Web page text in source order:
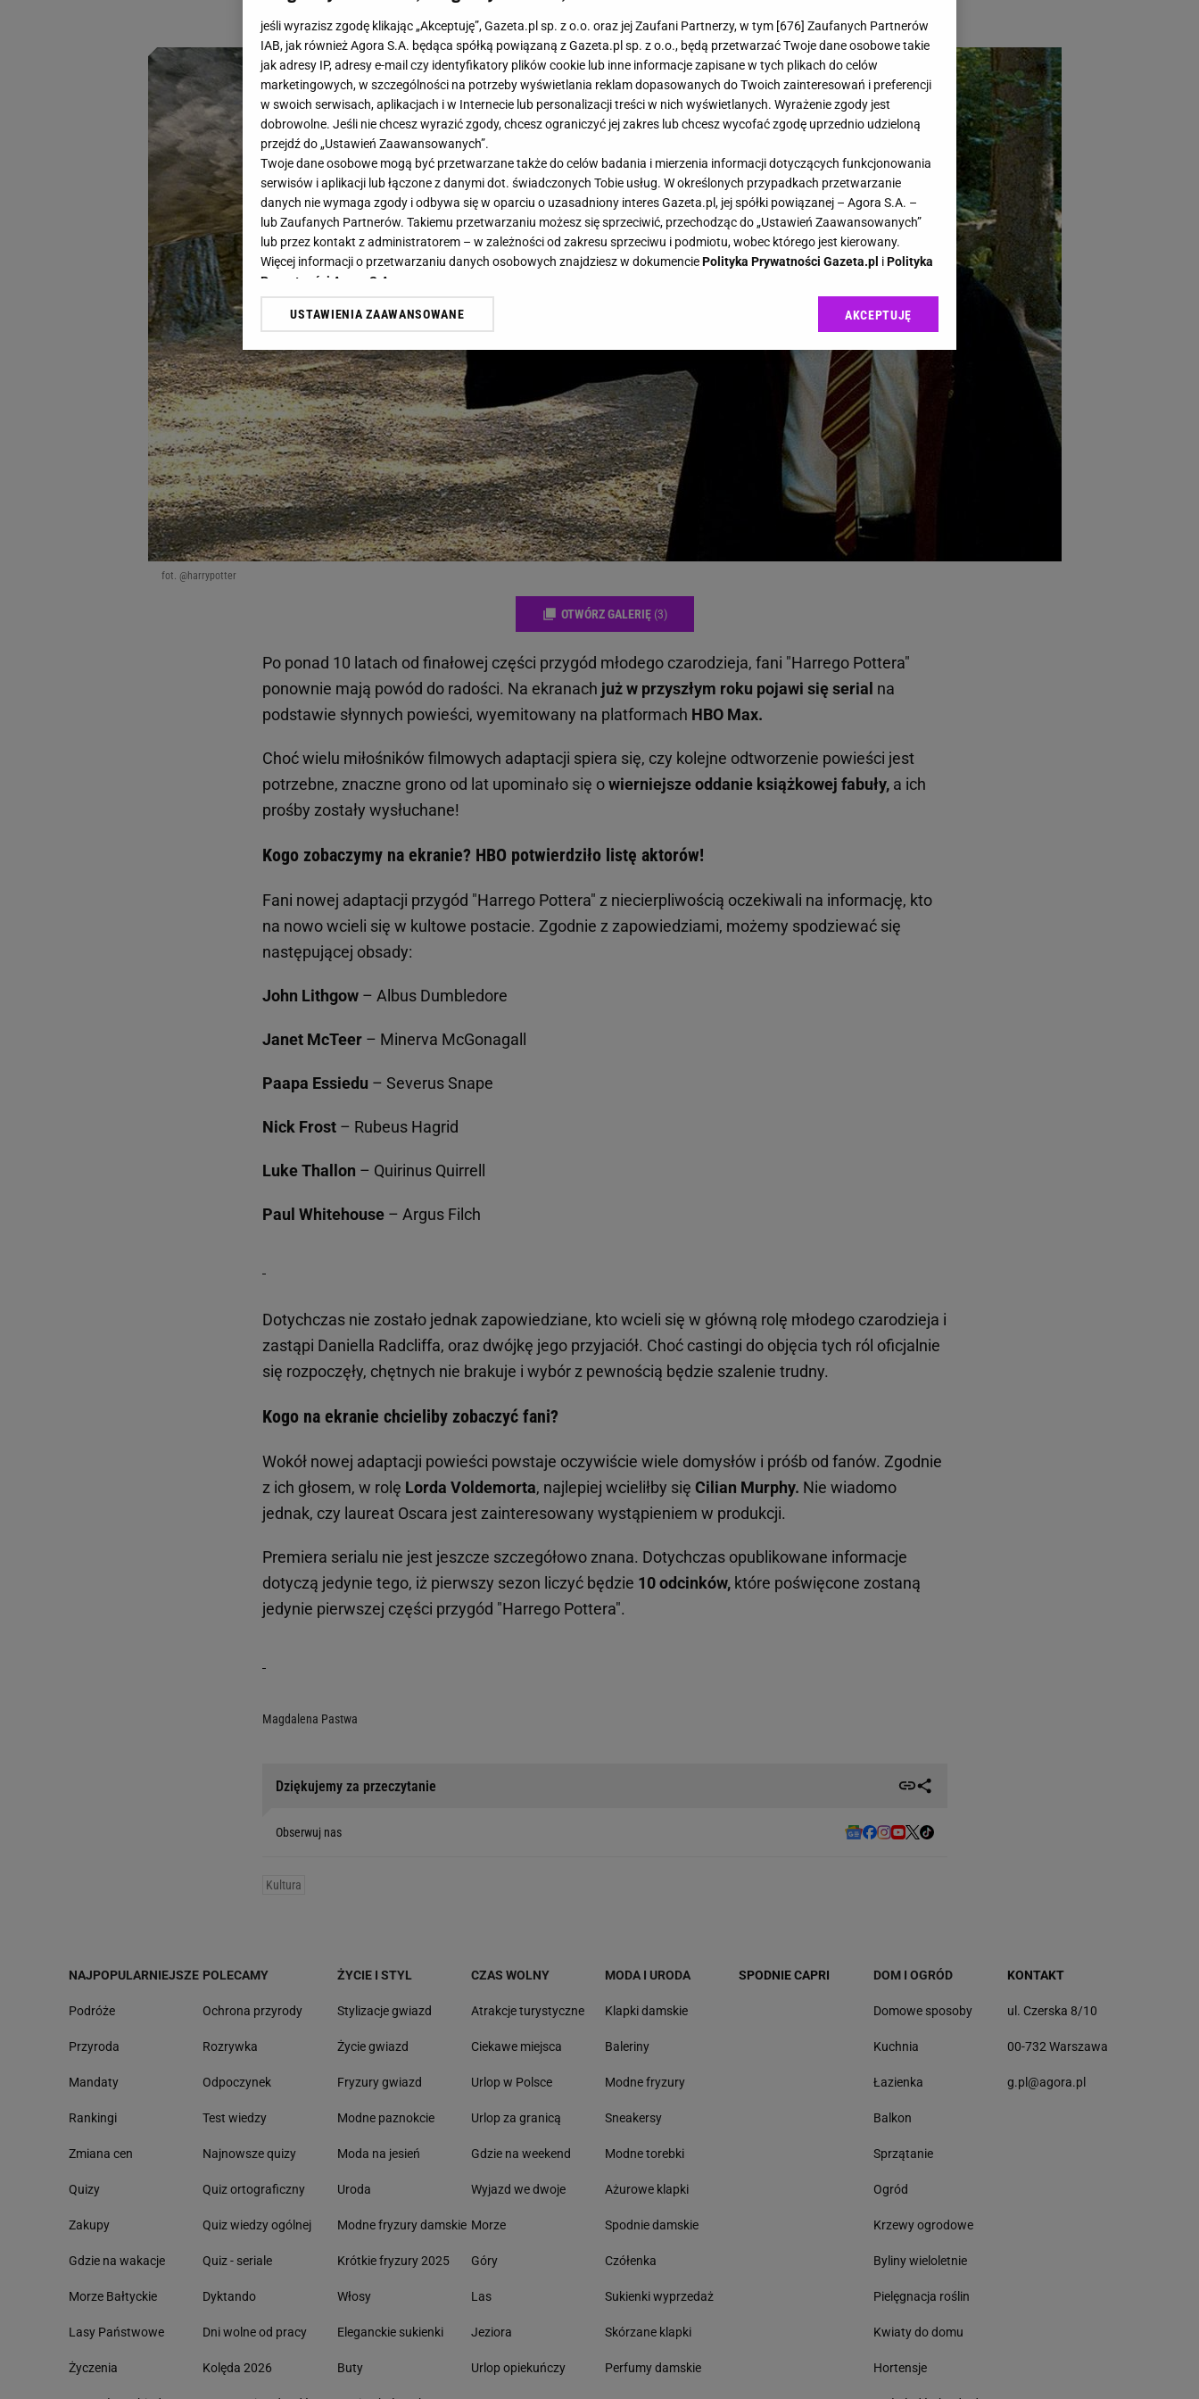
wszystko!
fot. @harrypotter
OTWÓRZ GALERIĘ (3)
Po ponad 10 latach od finałowej części przygód młodego czarodzieja, fani "Harrego Pottera"
ponownie mają powód do radości. Na ekranach już w przyszłym roku pojawi się serial na
podstawie słynnych powieści, wyemitowany na platformach HBO Max.
Choć wielu miłośników filmowych adaptacji spiera się, czy kolejne odtworzenie powieści jest
potrzebne, znaczne grono od lat upominało się owierniejsze oddanie książkowej fabuły, a ich
prośby zostały wysłuchane!
Kogo zobaczymy na ekranie? HBO potwierdziło listę aktorów!
Fani nowej adaptacji przygód "Harrego Pottera" z niecierpliwością oczekiwali na informację, kto
na nowo wcieli się w kultowe postacie. Zgodnie z zapowiedziami, możemy spodziewać się
następującej obsady:
John Lithgow – Albus Dumbledore
Janet McTeer – Minerva McGonagall
Paapa Essiedu – Severus Snape
Nick Frost – Rubeus Hagrid
Luke Thallon – Quirinus Quirrell
Paul Whitehouse – Argus Filch
Dotychczas nie zostało jednak zapowiedziane, kto wcieli się w główną rolę młodego czarodzieja i
zastąpi Daniella Radcliffa, oraz dwójkę jego przyjaciół. Choć castingi do objęcia tych ról oficjalnie
się rozpoczęły, chętnych nie brakuje i wybór z pewnością będzie szalenie trudny.
Kogo na ekranie chcieliby zobaczyć fani?
Wokół nowej adaptacji powieści powstaje oczywiście wiele domysłów i próśb od fanów. Zgodnie
z ich głosem, w rolę Lorda Voldemorta, najlepiej wcieliłby się Cilian Murphy. Nie wiadomo
jednak, czy laureat Oscara jest zainteresowany wystąpieniem w produkcji.
Premiera serialu nie jest jeszcze szczegółowo znana. Dotychczas opublikowane informacje
dotyczą jedynie tego, iż pierwszy sezon liczyć będzie 10 odcinków, które poświęcone zostaną
jedynie pierwszej części przygód "Harrego Pottera".
Magdalena Pastwa
Dziękujemy za przeczytanie
Obserwuj nas
Kultura
NAJPOPULARNIEJSZE
Podróże
Przyroda
Mandaty
Rankingi
Zmiana cen
Quizy
Zakupy
Gdzie na wakacje
Morze Bałtyckie
Lasy Państwowe
Życzenia
POLECAMY
Ochrona przyrody
Rozrywka
Odpoczynek
Test wiedzy
Najnowsze quizy
Quiz ortograficzny
Quiz wiedzy ogólnej
Quiz - seriale
Dyktando
Dni wolne od pracy
Kolęda 2026
ŻYCIE I STYL
Stylizacje gwiazd
Życie gwiazd
Fryzury gwiazd
Modne paznokcie
Moda na jesień
Uroda
Modne fryzury damskie
Krótkie fryzury 2025
Włosy
Eleganckie sukienki
Buty
CZAS WOLNY
Atrakcje turystyczne
Ciekawe miejsca
Urlop w Polsce
Urlop za granicą
Gdzie na weekend
Wyjazd we dwoje
Morze
Góry
Las
Jeziora
Urlop opiekuńczy
MODA I URODA
Klapki damskie
Baleriny
Modne fryzury
Sneakersy
Modne torebki
Ażurowe klapki
Spodnie damskie
Czółenka
Sukienki wyprzedaż
Skórzane klapki
Perfumy damskie
SPODNIE CAPRI DOM I OGRÓD
Domowe sposoby
Kuchnia
Łazienka
Balkon
Sprzątanie
Ogród
Krzewy ogrodowe
Byliny wieloletnie
Pielęgnacja roślin
Kwiaty do domu
Hortensje
KONTAKT
ul. Czerska 8/10
00-732 Warszawa
g.pl@agora.pl
jeśli wyrazisz zgodę klikając „Akceptuję”, Gazeta.pl sp. z o.o. oraz jej Zaufani Partnerzy, w tym [676] Zaufanych Partnerów
IAB, jak również Agora S.A. będąca spółką powiązaną z Gazeta.pl sp. z o.o., będą przetwarzać Twoje dane osobowe takie
jak adresy IP, adresy e-mail czy identyfikatory plików cookie lub inne informacje zapisane w tych plikach do celów
marketingowych, w szczególności na potrzeby wyświetlania reklam dopasowanych do Twoich zainteresowań i preferencji
w swoich serwisach, aplikacjach i w Internecie lub personalizacji treści w nich wyświetlanych. Wyrażenie zgody jest
dobrowolne. Jeśli nie chcesz wyrazić zgody, chcesz ograniczyć jej zakres lub chcesz wycofać zgodę uprzednio udzieloną
przejdź do „Ustawień Zaawansowanych”.
Twoje dane osobowe mogą być przetwarzane także do celów badania i mierzenia informacji dotyczących funkcjonowania
serwisów i aplikacji lub łączone z danymi dot. świadczonych Tobie usług. W określonych przypadkach przetwarzanie
danych nie wymaga zgody i odbywa się w oparciu o uzasadniony interes Gazeta.pl, jej spółki powiązanej – Agora S.A. –
lub Zaufanych Partnerów. Takiemu przetwarzaniu możesz się sprzeciwić, przechodząc do „Ustawień Zaawansowanych”
lub przez kontakt z administratorem – w zależności od zakresu sprzeciwu i podmiotu, wobec którego jest kierowany.
Więcej informacji o przetwarzaniu danych osobowych znajdziesz w dokumenciePolityka Prywatności Gazeta.pl iPolityka
Prywatności Agora S.A.
Klikając „Akceptuję” wyrażasz też zgodę na zainstalowanie i przechowywanie plików cookie Gazeta.pl sp. z o.o., jej
dotyczące plików cookie, wywołując narzędzie do zarządzania twoimi preferencjami dot. przetwarzania danych poprzez
odnośnik „Ustawienia prywatności ” w stopce serwisu i przechodząc do „Ustawień Zaawansowanych”. Zmiana ustawień
plików cookie możliwa jest także za pomocą ustawień przeglądarki.
My, nasi Zaufani Partnerzy i Agora S.A. możemy przetwarzać dane osobowe w następujących celach:
Użycie dokładnych danych geolokalizacyjnych. Aktywne skanowanie charakterystyki urządzenia do celów identyfikacji.
Przechowywanie informacji na urządzeniu lub dostęp do nich. Spersonalizowane reklamy i treści, pomiar reklam i treści,
badnie odbiorców i ulepszanie usług.Lista Zaufanych Partnerów
USTAWIENIA ZAAWANSOWANE AKCEPTUJĘ